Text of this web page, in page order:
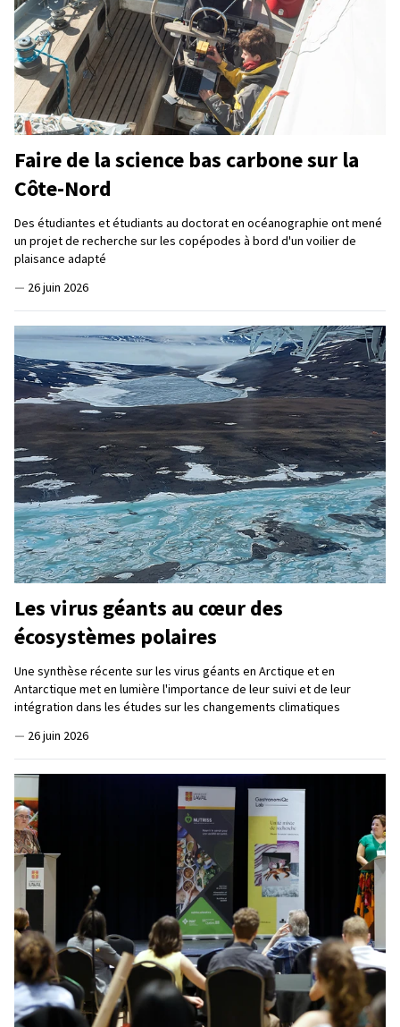
Faire de la science bas carbone sur la
Côte-Nord
Des étudiantes et étudiants au doctorat en océanographie ont mené
un projet de recherche sur les copépodes à bord d'un voilier de
plaisance adapté
— 26 juin 2026
Les virus géants au cœur des
écosystèmes polaires
Une synthèse récente sur les virus géants en Arctique et en
Antarctique met en lumière l'importance de leur suivi et de leur
intégration dans les études sur les changements climatiques
— 26 juin 2026